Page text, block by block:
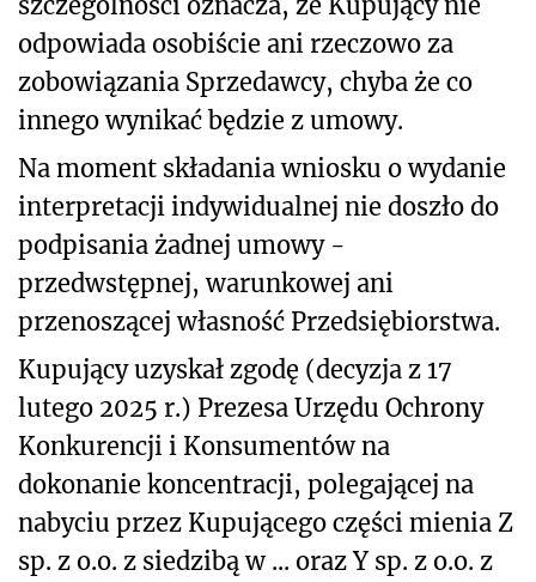
odpowiada osobiście ani rzeczowo za
zobowiązania Sprzedawcy, chyba że co
innego wynikać będzie z umowy.
Na moment składania wniosku o wydanie
interpretacji indywidualnej nie doszło do
podpisania żadnej umowy -
przedwstępnej, warunkowej ani
przenoszącej własność Przedsiębiorstwa.
Kupujący uzyskał zgodę (decyzja z 17
lutego 2025 r.) Prezesa Urzędu Ochrony
Konkurencji i Konsumentów na
dokonanie koncentracji, polegającej na
nabyciu przez Kupującego części mienia Z
sp. z o.o. z siedzibą w ... oraz Y sp. z o.o. z